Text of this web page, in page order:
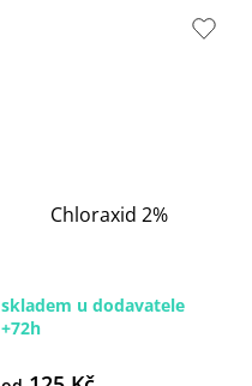
Chloraxid 2%
skladem u dodavatele
+72h